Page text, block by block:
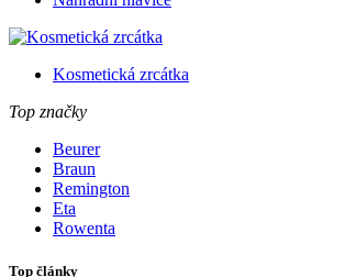
Kosmetická zrcátka
Top značky
Beurer
Braun
Remington
Eta
Rowenta
Top články